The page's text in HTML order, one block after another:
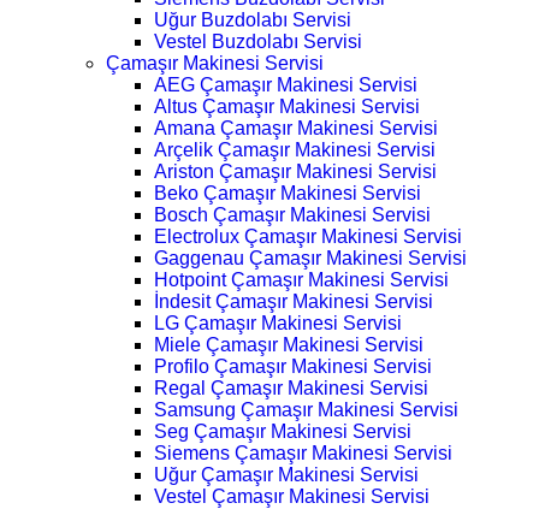
Uğur Buzdolabı Servisi
Vestel Buzdolabı Servisi
Çamaşır Makinesi Servisi
AEG Çamaşır Makinesi Servisi
Altus Çamaşır Makinesi Servisi
Amana Çamaşır Makinesi Servisi
Arçelik Çamaşır Makinesi Servisi
Ariston Çamaşır Makinesi Servisi
Beko Çamaşır Makinesi Servisi
Bosch Çamaşır Makinesi Servisi
Electrolux Çamaşır Makinesi Servisi
Gaggenau Çamaşır Makinesi Servisi
Hotpoint Çamaşır Makinesi Servisi
İndesit Çamaşır Makinesi Servisi
LG Çamaşır Makinesi Servisi
Miele Çamaşır Makinesi Servisi
Profilo Çamaşır Makinesi Servisi
Regal Çamaşır Makinesi Servisi
Samsung Çamaşır Makinesi Servisi
Seg Çamaşır Makinesi Servisi
Siemens Çamaşır Makinesi Servisi
Uğur Çamaşır Makinesi Servisi
Vestel Çamaşır Makinesi Servisi